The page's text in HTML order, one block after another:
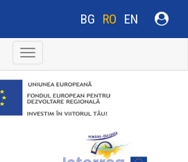
BG RO EN
Toggle
navigation